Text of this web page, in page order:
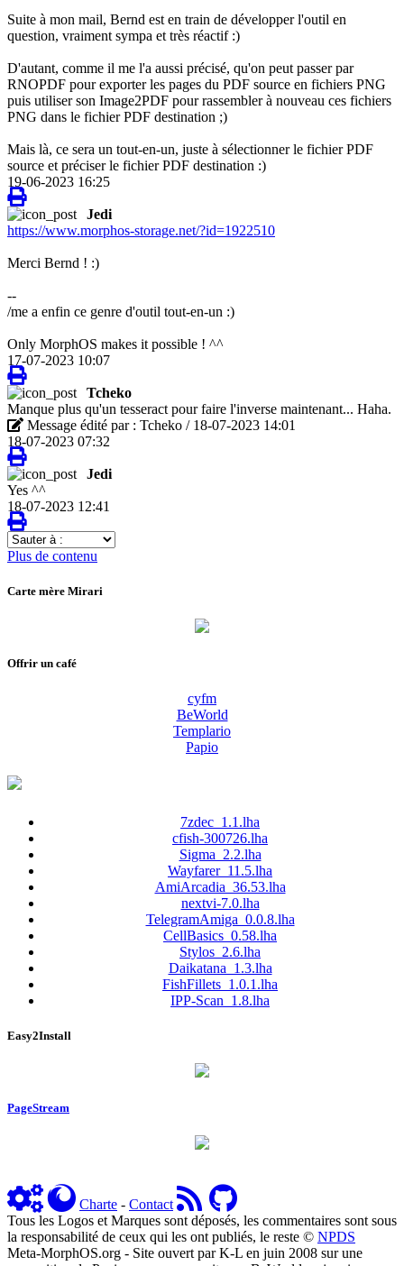
Suite à mon mail, Bernd est en train de développer l'outil en
question, vraiment sympa et très réactif :)
D'autant, comme il me l'a aussi précisé, qu'on peut passer par
RNOPDF pour exporter les pages du PDF source en fichiers PNG
puis utiliser son Image2PDF pour rassembler à nouveau ces fichiers
PNG dans le fichier PDF destination ;)
Mais là, ce sera un tout-en-un, juste à sélectionner le fichier PDF
source et préciser le fichier PDF destination :)
19-06-2023 16:25
Jedi
https://www.morphos-storage.net/?id=1922510
Merci Bernd ! :)
--
/me a enfin ce genre d'outil tout-en-un :)
Only MorphOS makes it possible ! ^^
17-07-2023 10:07
Tcheko
Manque plus qu'un tesseract pour faire l'inverse maintenant... Haha.
Message édité par : Tcheko / 18-07-2023 14:01
18-07-2023 07:32
Jedi
Yes ^^
18-07-2023 12:41
Sauter
à
Plus de contenu
Carte mère Mirari
Offrir un café
cyfm
BeWorld
Templario
Papio
7zdec_1.1.lha
cfish-300726.lha
Sigma_2.2.lha
Wayfarer_11.5.lha
AmiArcadia_36.53.lha
nextvi-7.0.lha
TelegramAmiga_0.0.8.lha
CellBasics_0.58.lha
Stylos_2.6.lha
Daikatana_1.3.lha
FishFillets_1.0.1.lha
IPP-Scan_1.8.lha
Easy2Install
PageStream
Charte - Contact
Tous les Logos et Marques sont déposés, les commentaires sont sous
la responsabilité de ceux qui les ont publiés, le reste © NPDS
Meta-MorphOS.org - Site ouvert par K-L en juin 2008 sur une